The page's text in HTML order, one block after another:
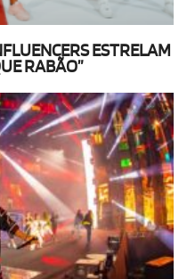
ESTRELAM
RABÃO”